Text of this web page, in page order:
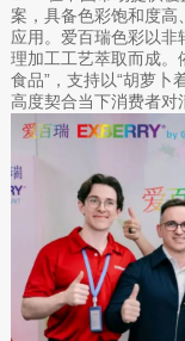
案，具备色彩饱和度高
应用。爱百瑞色彩以
理加工工艺萃取而成。
食品”，支持以“胡萝卜
高度契合当下消费者对